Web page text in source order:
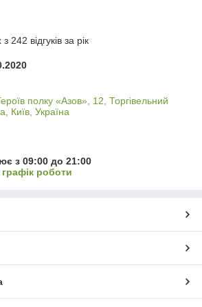
242 відгуків за рік
полку «Азов», 12, Торгівельний
Київ, Україна
з 09:00 до 21:00
роботи